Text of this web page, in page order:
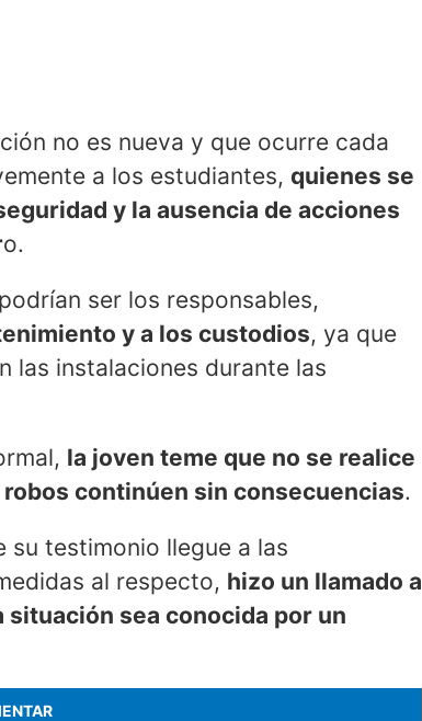
no es nueva y que ocurre cada
a los estudiantes, quienes se
y la ausencia de acciones
o.
ser los responsables,
y a los custodios, ya que
las instalaciones durante las
la joven teme que no se realice
continúen sin consecuencias.
su testimonio llegue a las
al respecto, hizo un llamado a
sea conocida por un